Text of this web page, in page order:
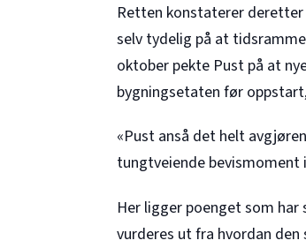
Retten konstaterer
selv tydelig på at
oktober pekte Pust på at
bygningsetaten før
«Pust anså det helt
tungtveiende bevismoment
Her ligger poenget som
vurderes ut fra hvordan